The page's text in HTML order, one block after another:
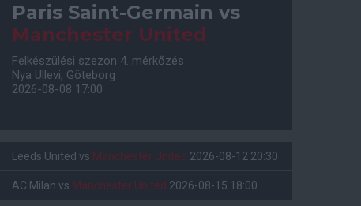
Paris Saint-Germain vs
Manchester United
Felkészülési szezon 4. mérkőzés
Nya Ullevi, Göteborg
2026-08-08 17:00
Leeds United vs Manchester United 2026-08-12 20:30
AC Milan vs Manchester United 2026-08-15 18:00